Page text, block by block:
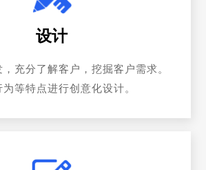
设计
充分了解客户，挖掘客户需求。
等特点进行创意化设计。